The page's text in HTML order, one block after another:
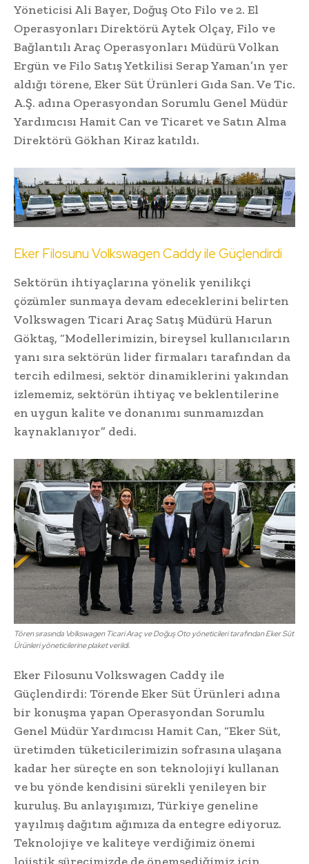
Yöneticisi Ali Bayer, Doğuş Oto Filo ve 2. El
Operasyonları Direktörü Aytek Olçay, Filo ve
Bağlantılı Araç Operasyonları Müdürü Volkan
Ergün ve Filo Satış Yetkilisi Serap Yaman’ın yer
aldığı törene, Eker Süt Ürünleri Gıda San. Ve Tic.
A.Ş. adına Operasyondan Sorumlu Genel Müdür
Yardımcısı Hamit Can ve Ticaret ve Satın Alma
Direktörü Gökhan Kiraz katıldı.
Eker Filosunu Volkswagen Caddy ile Güçlendirdi
Sektörün ihtiyaçlarına yönelik yenilikçi
çözümler sunmaya devam edeceklerini belirten
Volkswagen Ticari Araç Satış Müdürü Harun
Göktaş, “Modellerimizin, bireysel kullanıcıların
yanı sıra sektörün lider firmaları tarafından da
tercih edilmesi, sektör dinamiklerini yakından
izlememiz, sektörün ihtiyaç ve beklentilerine
en uygun kalite ve donanımı sunmamızdan
kaynaklanıyor” dedi.
Tören sırasında Volkswagen Ticari Araç ve Doğuş Oto yöneticileri tarafından Eker Süt
Ürünleri yöneticilerine plaket verildi.
Eker Filosunu Volkswagen Caddy ile
Güçlendirdi: Törende Eker Süt Ürünleri adına
bir konuşma yapan Operasyondan Sorumlu
Genel Müdür Yardımcısı Hamit Can, “Eker Süt,
üretimden tüketicilerimizin sofrasına ulaşana
kadar her süreçte en son teknolojiyi kullanan
ve bu yönde kendisini sürekli yenileyen bir
kuruluş. Bu anlayışımızı, Türkiye geneline
yayılmış dağıtım ağımıza da entegre ediyoruz.
Teknolojiye ve kaliteye verdiğimiz önemi